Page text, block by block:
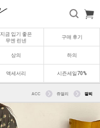
지금 입기 좋은
무엔 린넨
구매 후기
상의 하의
액세서리 시즌세일70%
ACC 쥬얼리 팔찌